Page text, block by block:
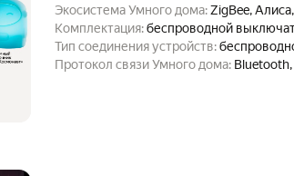
Экосистема Умного дома:ZigBee,
Комплектация:беспроводной
лампочка, пульт управления
Тип соединения устройств:
Протокол связи Умного дома: Bluetooth,